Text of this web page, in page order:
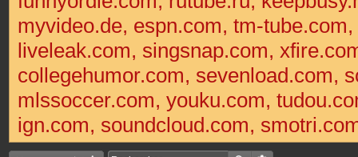
myvideo.de, espn.com, tm-
liveleak.com, singsnap.com,
collegehumor.com, sevenload.com,
mlssoccer.com, youku.com,
ign.com, soundcloud.com,